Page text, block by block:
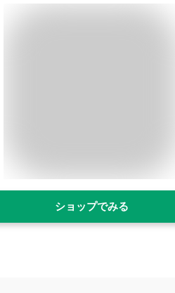
ショップでみる